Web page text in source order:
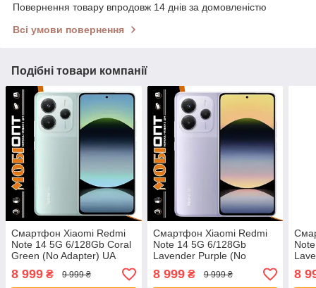
Повернення товару впродовж 14 днів за домовленістю
Всі умови повернення
Подібні товари компанії
Смартфон Xiaomi Redmi
Note 14 5G 6/128Gb Coral
Green (No Adapter) UA
UCRF
8 999 ₴ 9 999 ₴
Смартфон Xiaomi Redmi
Note 14 5G 6/128Gb
Lavender Purple (No
Adapter) UA UCRF
8 999₴ 9 999 ₴ 8